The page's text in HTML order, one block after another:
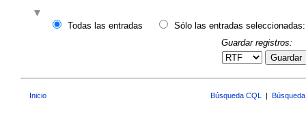
Todas las entradas
Sólo las entradas seleccionadas:
Guardar registros:
Guardar
Inicio Búsqueda CQL